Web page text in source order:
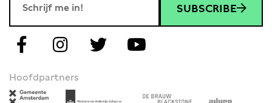
SUBSCRIBE
Hoofdpartners